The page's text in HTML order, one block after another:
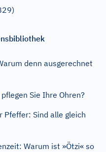
denn ausgerechnet
Sie Ihre Ohren?
Pfeffer: Sind alle gleich
Warum ist »Ötzi« so